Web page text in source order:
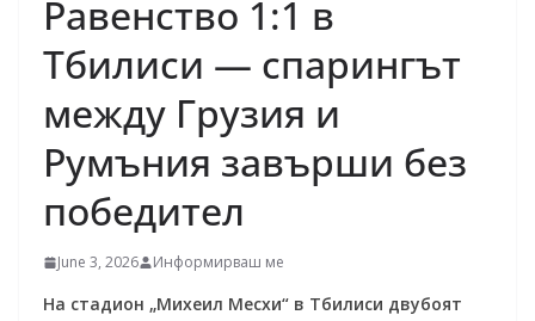
Равенство 1:1 в
Тбилиси — спарингът
между Грузия и
Румъния завърши без
победител
June 3, 2026 Информирваш ме
На стадион „Михеил Месхи“ в Тбилиси двубоят